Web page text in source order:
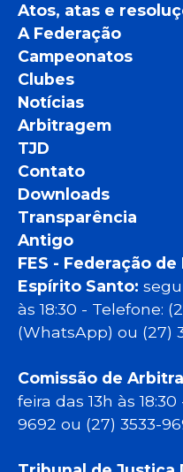
Atos, atas e
A Federação
Campeonatos
Clubes
Notícias
Arbitragem
TJD
Contato
Downloads
Transparência
Antigo
FES - Federação
Espírito Santo:
às 18:30 - Telefone:
(WhatsApp) ou (27)
Comissão de
feira das 13h às
9692 ou (27) 3533-